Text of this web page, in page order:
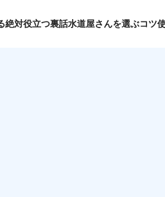
絶対役立つ裏話水道屋さんを選ぶコツ